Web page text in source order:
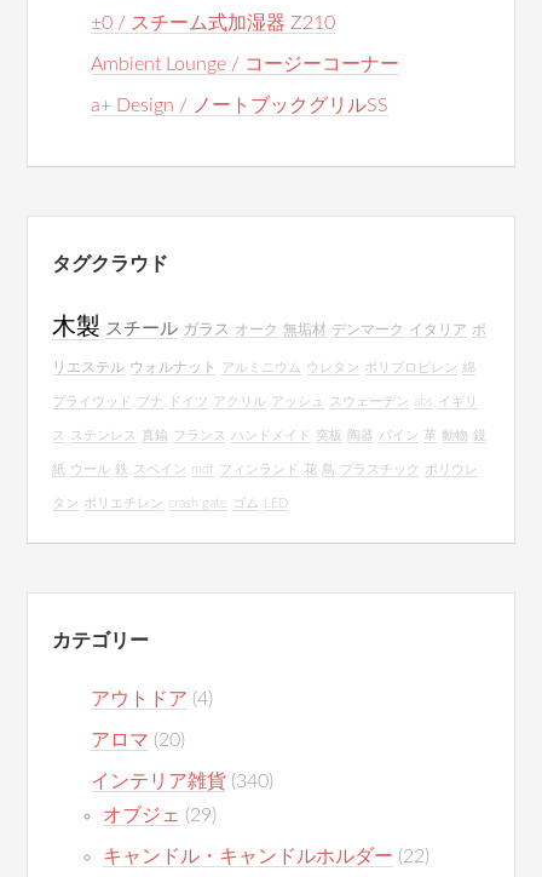
±0 / スチーム式加湿器 Z210
Ambient Lounge / コージーコーナー
a+ Design / ノートブックグリルSS
タグクラウド
木製 スチール ガラス オーク 無垢材 デンマーク イタリア ポ
リエステル ウォルナット アルミニウム ウレタン ポリプロピレン 綿
プライウッド ブナ ドイツ アクリル アッシュ スウェーデン abs イギリ
ス ステンレス 真鍮 フランス ハンドメイド 突板 陶器 パイン 革 動物 鏡
紙 ウール 鉄 スペイン mdf フィンランド 花 鳥 プラスチック ポリウレ
タン ポリエチレン crash gate ゴム LED
カテゴリー
アウトドア (4)
アロマ (20)
インテリア雑貨 (340)
オブジェ (29)
キャンドル・キャンドルホルダー (22)